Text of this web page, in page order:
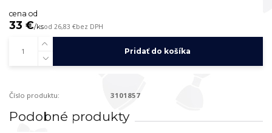
cena od
33 €/ksod 26,83 €bez DPH
Pridať do košíka
Číslo produktu: 3101857
Podobné produkty